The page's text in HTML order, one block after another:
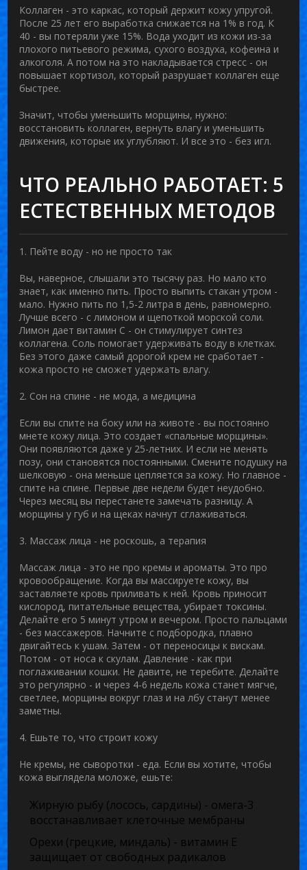
Коллаген - это каркас, который держит кожу упругой.
После 25 лет его выработка снижается на 1% в год. К
40 - вы потеряли уже 15%. Вода уходит из кожи из-за
плохого питьевого режима, сухого воздуха, кофеина и
алкоголя. А потом на это накладывается стресс - он
повышает кортизол, который разрушает коллаген еще
быстрее.
Значит, чтобы уменьшить морщины, нужно:
восстановить коллаген, вернуть влагу и уменьшить
движения, которые их углубляют. И все это - без игл.
ЧТО РЕАЛЬНО РАБОТАЕТ: 5
ЕСТЕСТВЕННЫХ МЕТОДОВ
1. Пейте воду - но не просто так
Вы, наверное, слышали это тысячу раз. Но мало кто
знает, как именно пить. Просто выпить стакан утром -
мало. Нужно пить по 1,5-2 литра в день, равномерно.
Лучше всего - с лимоном и щепоткой морской соли.
Лимон дает витамин С - он стимулирует синтез
коллагена. Соль помогает удерживать воду в клетках.
Без этого даже самый дорогой крем не сработает -
кожа просто не сможет удержать влагу.
2. Сон на спине - не мода, а медицина
Если вы спите на боку или на животе - вы постоянно
мнете кожу лица. Это создает «спальные морщины».
Они появляются даже у 25-летних. И если не менять
позу, они становятся постоянными. Смените подушку на
шелковую - она меньше цепляется за кожу. Но главное -
спите на спине. Первые две недели будет неудобно.
Через месяц вы перестанете замечать разницу. А
морщины у губ и на щеках начнут сглаживаться.
3. Массаж лица - не роскошь, а терапия
Массаж лица - это не про кремы и ароматы. Это про
кровообращение. Когда вы массируете кожу, вы
заставляете кровь приливать к ней. Кровь приносит
кислород, питательные вещества, убирает токсины.
Делайте его 5 минут утром и вечером. Просто пальцами
- без массажеров. Начните с подбородка, плавно
двигайтесь к ушам. Затем - от переносицы к вискам.
Потом - от носа к скулам. Давление - как при
поглаживании кошки. Не давите, не теребите. Делайте
это регулярно - и через 4-6 недель кожа станет мягче,
светлее, морщины вокруг глаз и на лбу станут менее
заметны.
4. Ешьте то, что строит кожу
Не кремы, не сыворотки - еда. Если вы хотите, чтобы
кожа выглядела моложе, ешьте:
Жирную рыбу (лосось, сардины) - омега-3
восстанавливает клеточные мембраны
Орехи (грецкие, миндаль) - витамин Е
защищает от свободных радикалов